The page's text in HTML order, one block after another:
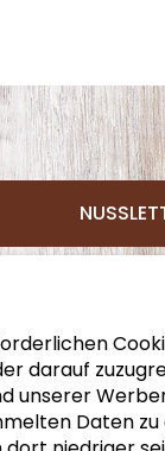
darauf
unserer
Daten